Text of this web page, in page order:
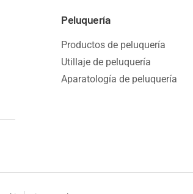
Peluquería
Productos de peluquería
Utillaje de peluquería
Aparatología de peluquería